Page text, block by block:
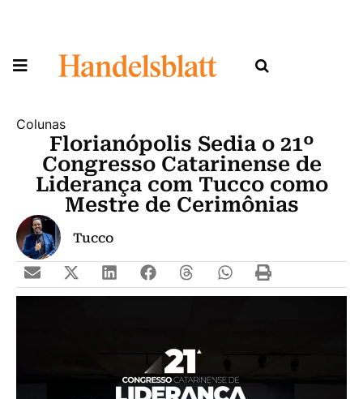
Colunas
Florianópolis Sedia o 21º
Congresso Catarinense de
Liderança com Tucco como
Mestre de Cerimônias
Tucco